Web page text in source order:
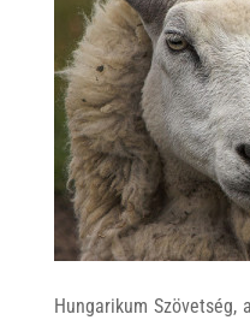
Hungarikum Szövetség,